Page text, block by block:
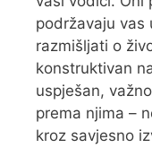
podržavaju vas
razmišljati o
konstruktivan
uspješan,
prema njima –
kroz savjesno